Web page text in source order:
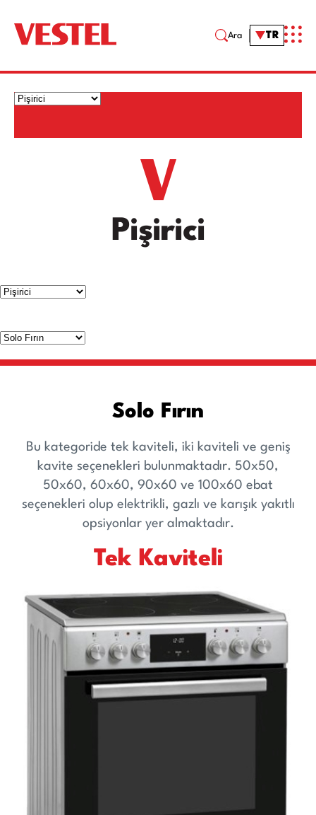
Ara TR
Pişirici
Solo Fırın
Bu kategoride tek kaviteli, iki kaviteli ve geniş
kavite seçenekleri bulunmaktadır. 50x50,
50x60, 60x60, 90x60 ve 100x60 ebat
seçenekleri olup elektrikli, gazlı ve karışık yakıtlı
opsiyonlar yer almaktadır.
Tek Kaviteli